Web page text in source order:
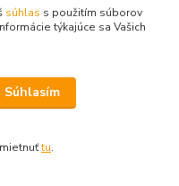
ne
súhlas s použitím súborov
týkajúce sa Vašich
Súhlasím
tu.